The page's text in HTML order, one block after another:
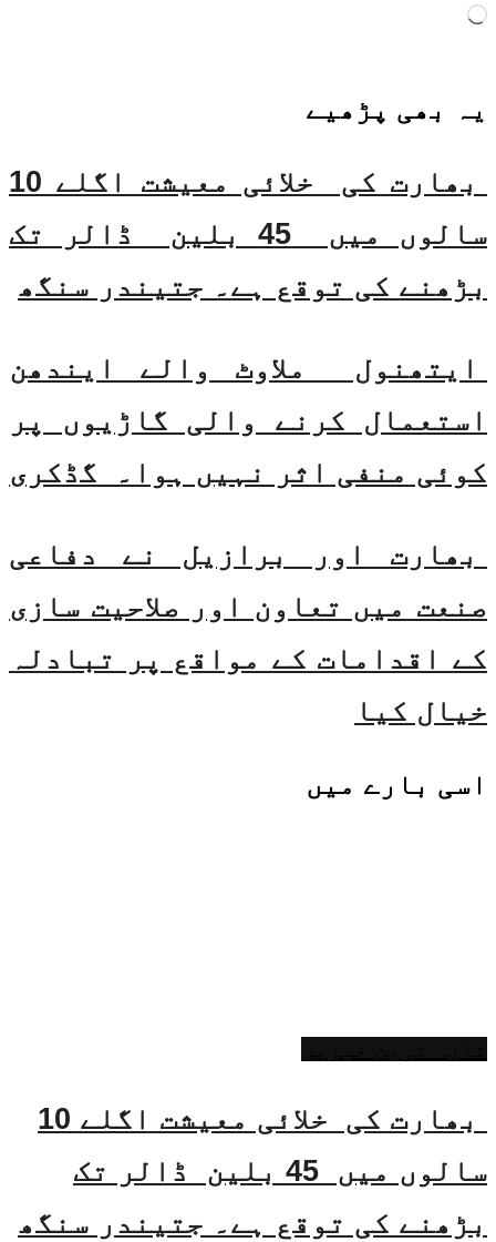
Loading…
یہ بھی پڑھیے
بھارت کی خلائی معیشت اگلے 10
سالوں میں 45 بلین ڈالر تک
بڑھنے کی توقع ہے۔ جتیندر سنگھ
ایتھنول ملاوٹ والے ایندھن
استعمال کرنے والی گاڑیوں پر
کوئی منفی اثر نہیں ہوا۔ گڈکری
بھارت اور برازیل نے دفاعی
صنعت میں تعاون اور صلاحیت سازی
کے اقدامات کے مواقع پر تبادلہ
خیال کیا
اسی بارے میں
بھارت کی خلائی معیشت اگلے 10
سالوں میں 45 بلین ڈالر تک
بڑھنے کی توقع ہے۔ جتیندر سنگھ